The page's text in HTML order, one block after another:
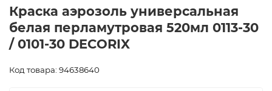
Краска аэрозоль универсальная
белая перламутровая 520мл 0113-30
/ 0101-30 DECORIX
Код товара: 94638640